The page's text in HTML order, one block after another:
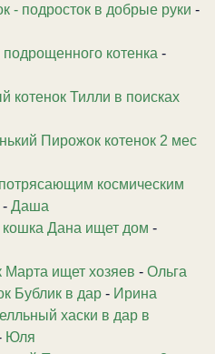
- подросток в добрые руки -
котенка -
котенок Тилли в поисках
Пирожок котенок 2 мес
космическим
- Даша
кошка Дана ищет дом -
Марта ищет хозяев - Ольга
Бублик в дар - Ирина
хаски в дар в
Юля